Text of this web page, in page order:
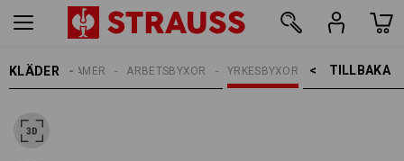
KLÄDER TILLBAKA    >
YRKESBYXOR
ARBETSBYXOR
DAMER